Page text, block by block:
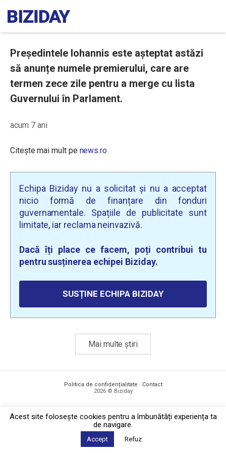
Președintele Iohannis este așteptat astăzi
să anunțe numele premierului, care are
termen zece zile pentru a merge cu lista
Guvernului în Parlament.
acum 7 ani
Citește mai mult pe news.ro
Echipa Biziday nu a solicitat și nu a acceptat
nicio formă de finanțare din fonduri
guvernamentale. Spațiile de publicitate sunt
limitate, iar reclama neinvazivă.
Dacă îți place ce facem, poți contribui tu
pentru susținerea echipei Biziday.
SUSȚINE ECHIPA BIZIDAY
Mai multe știri
Politica de confidențialitate · Contact
2026 © Biziday
Acest site foloseşte cookies pentru a îmbunătăți experiența ta
de navigare.
Accept Refuz